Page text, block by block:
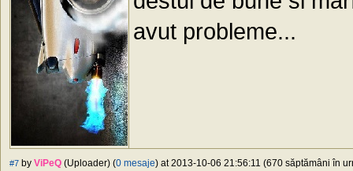
avut probleme...
#7 by ViPeQ (Uploader) (0 mesaje) at 2013-10-06 21:56:11 (670 săptămâni în